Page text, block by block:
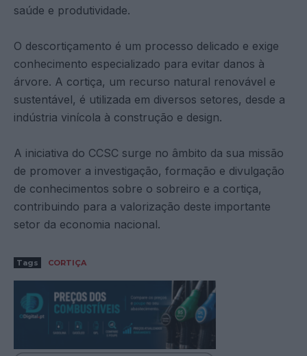
saúde e produtividade.
O descortiçamento é um processo delicado e exige
conhecimento especializado para evitar danos à
árvore. A cortiça, um recurso natural renovável e
sustentável, é utilizada em diversos setores, desde a
indústria vinícola à construção e design.
A iniciativa do CCSC surge no âmbito da sua missão
de promover a investigação, formação e divulgação
de conhecimentos sobre o sobreiro e a cortiça,
contribuindo para a valorização deste importante
setor da economia nacional.
Tags CORTIÇA